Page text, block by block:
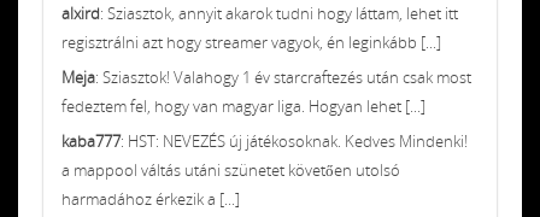
alxird: Sziasztok, annyit akarok tudni hogy láttam, lehet itt
regisztrálni azt hogy streamer vagyok, én leginkább [...]
Meja: Sziasztok! Valahogy 1 év starcraftezés után csak most
fedeztem fel, hogy van magyar liga. Hogyan lehet [...]
kaba777: HST: NEVEZÉS új játékosoknak. Kedves Mindenki!
a mappool váltás utáni szünetet követően utolsó
harmadához érkezik a [...]